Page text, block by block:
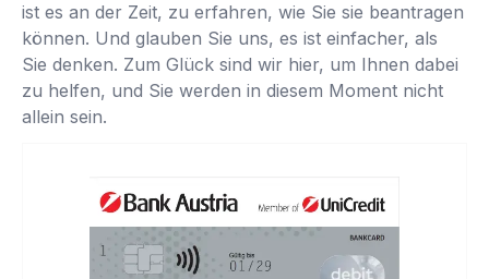
ist es an der Zeit, zu erfahren, wie Sie sie beantragen
können. Und glauben Sie uns, es ist einfacher, als
Sie denken. Zum Glück sind wir hier, um Ihnen dabei
zu helfen, und Sie werden in diesem Moment nicht
allein sein.